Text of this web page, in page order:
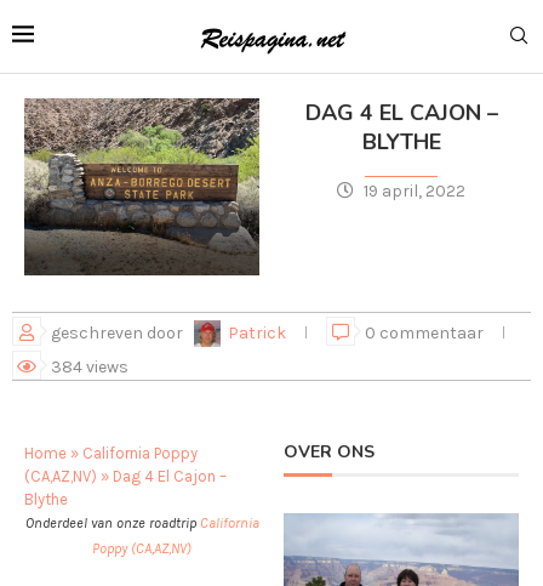
DAG 4 EL CAJON –
BLYTHE
19 april, 2022
geschreven door Patrick
0 commentaar
384views
Home » California Poppy
(CA,AZ,NV) » Dag 4 El Cajon –
Blythe
Onderdeel van onze roadtrip California
Poppy (CA,AZ,NV)
OVER ONS